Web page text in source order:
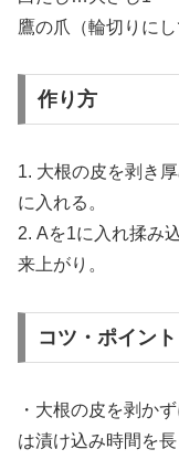
鷹の爪（輪切りに
作り方
1. 大根の皮を剥き
に入れる。
2. Aを1に入れ揉み
来上がり。
コツ・ポイント
・大根の皮を剥か
は漬け込み時間を長